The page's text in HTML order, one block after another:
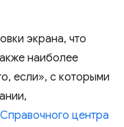
экрана, что
наиболее
если», с которыми
центра